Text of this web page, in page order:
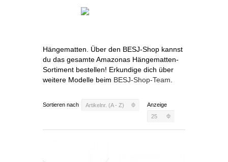
Hängematten. Über den BESJ-Shop kannst
du das gesamte Amazonas Hängematten-
Sortiment bestellen! Erkundige dich über
weitere Modelle beim BESJ-Shop-Team
Sortieren nach Artikelnr. (A - Z)
Anzeige
25